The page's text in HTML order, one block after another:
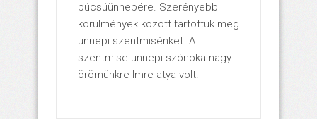
búcsúünnepére. Szerényebb
körülmények között tartottuk meg
ünnepi szentmisénket. A
szentmise ünnepi szónoka nagy
örömünkre Imre atya volt.